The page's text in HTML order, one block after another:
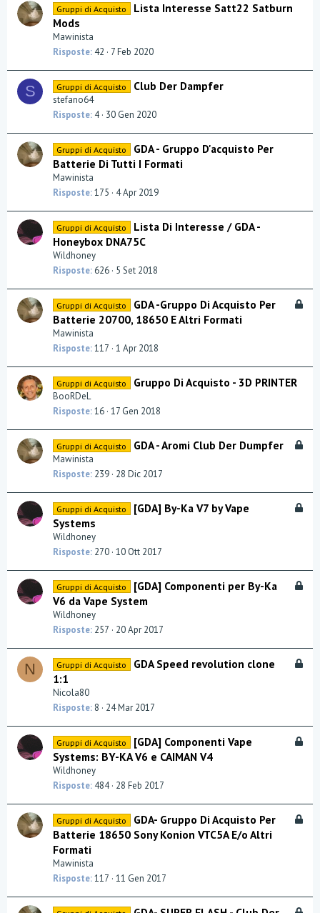
Gruppi di Acquisto
Lista Interesse Satt22 Satburn
Mods
Mawinista
Risposte 42 7 Feb 2020
S Gruppi di Acquisto Club Der Dampfer
stefano64
Risposte 4 30 Gen 2020
Gruppi di Acquisto
GDA - Gruppo D'acquisto Per
Batterie Di Tutti I Formati
Mawinista
Risposte 175 4 Apr 2019
Gruppi di Acquisto
Lista Di Interesse / GDA -
Honeybox DNA75C
Wildhoney
Risposte 626 5 Set 2018
B
a
Gruppi di Acquisto
GDA -Gruppo Di Acquisto Per
Batterie 20700, 18650 E Altri Formati
Mawinista
Risposte 117 1 Apr 2018
Gruppi di Acquisto Gruppo Di Acquisto - 3D PRINTER
BooRDeL
Risposte 16 17 Gen 2018
B
a
Gruppi di Acquisto GDA - Aromi Club Der Dumpfer
Mawinista
Risposte 239 28 Dic 2017
B
a
t
Gruppi di Acquisto
[GDA] By-Ka V7 by Vape
Systems
Wildhoney
Risposte 270 10 Ott 2017
B
a
t
Gruppi di Acquisto
[GDA] Componenti per By-Ka
V6 da Vape System
Wildhoney
Risposte 257 20 Apr 2017
N
B
a
t
Gruppi di Acquisto
GDA Speed revolution clone
1:1
Nicola80
Risposte 8 24 Mar 2017
B
a
t
Gruppi di Acquisto
[GDA] Componenti Vape
Systems: BY-KA V6 e CAIMAN V4
Wildhoney
Risposte 484 28 Feb 2017
B
t
Gruppi di Acquisto
GDA- Gruppo Di Acquisto Per
Batterie 18650 Sony Konion VTC5A E/o Altri
Formati
Mawinista
Risposte 117 11 Gen 2017